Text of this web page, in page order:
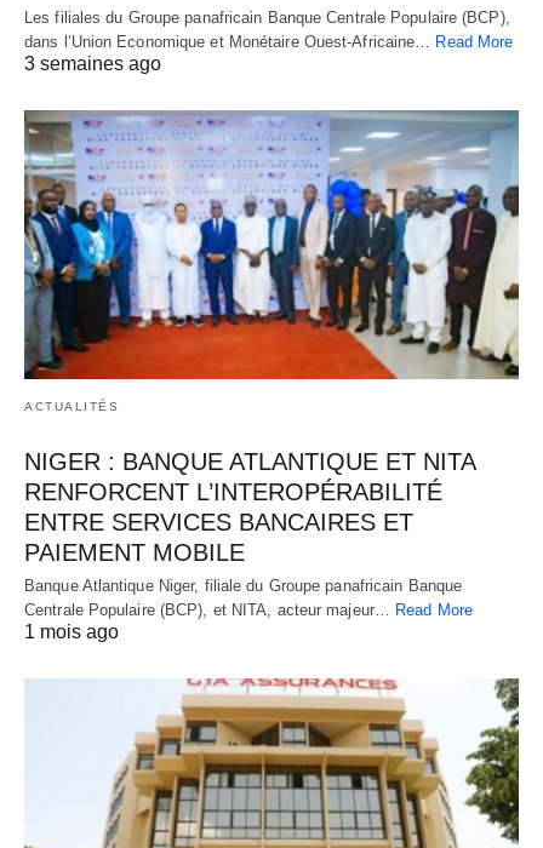
Les filiales du Groupe panafricain Banque Centrale Populaire (BCP),
dans l’Union Economique et Monétaire Ouest-Africaine… Read More
3 semaines ago
ACTUALITÉS
NIGER : BANQUE ATLANTIQUE ET NITA
RENFORCENT L’INTEROPÉRABILITÉ
ENTRE SERVICES BANCAIRES ET
PAIEMENT MOBILE
Banque Atlantique Niger, filiale du Groupe panafricain Banque
Centrale Populaire (BCP), et NITA, acteur majeur…
Read More
1 mois ago